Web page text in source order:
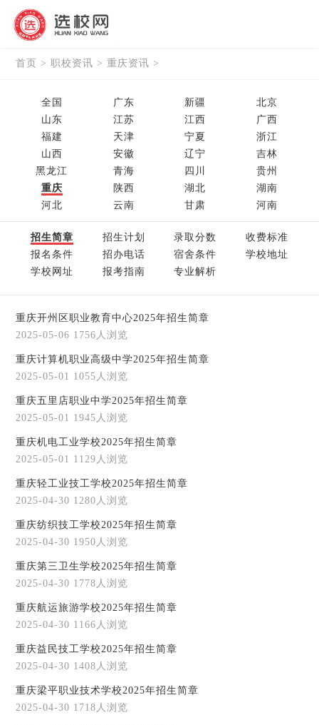
首页 >职校资讯 >重庆资讯 >
全国 广东 新疆
北京
山东
江苏 江西
广西
福建
天津 宁夏
浙江
山西
安徽 辽宁
吉林
黑龙江
青海 四川
贵州
重庆
陕西 湖北
湖南
河北
云南 甘肃 河南
招生简章 招生计划 录取分数
收费标准
报名条件
招办电话 宿舍条件
学校地址
学校网址
报考指南 专业解析
重庆开州区职业教育中心2025年招生简章
2025-05-06 1756人浏览
重庆计算机职业高级中学2025年招生简章
2025-05-01 1055人浏览
重庆五里店职业中学2025年招生简章
2025-05-01 1945人浏览
重庆机电工业学校2025年招生简章
2025-05-01 1129人浏览
重庆轻工业技工学校2025年招生简章
2025-04-30 1280人浏览
重庆纺织技工学校2025年招生简章
2025-04-30 1950人浏览
重庆第三卫生学校2025年招生简章
2025-04-30 1778人浏览
重庆航运旅游学校2025年招生简章
2025-04-30 1166人浏览
重庆益民技工学校2025年招生简章
2025-04-30 1408人浏览
重庆梁平职业技术学校2025年招生简章
2025-04-30 1718人浏览